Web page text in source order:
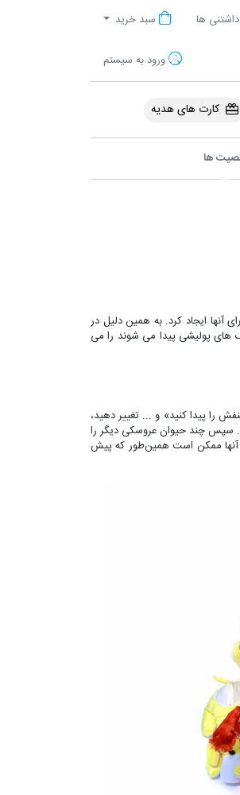
ها سبد خرید
ورود به سیستم
کارت های هدیه
ها
آنها ایجاد کرد. به همین دلیل در
های پولیشی پیدا می شوند را می
را پیدا کنید» و ... تغییر دهید،
سپس چند حیوان عروسکی دیگر را
آنها ممکن است همین‌طور که پیش